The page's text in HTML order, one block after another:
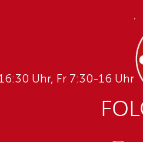
Uhr, Fr 7:30-16 Uhr